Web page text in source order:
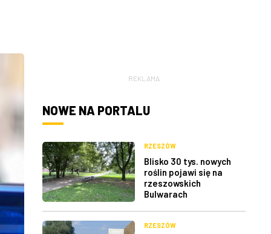
REKLAMA
NOWE NA PORTALU
RZESZÓW
Blisko 30 tys. nowych
roślin pojawi się na
rzeszowskich
Bulwarach
RZESZÓW